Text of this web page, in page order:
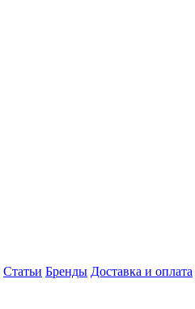
Статьи Бренды Доставка и оплата